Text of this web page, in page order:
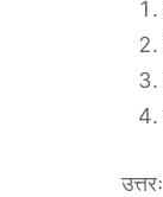
उत्तरः